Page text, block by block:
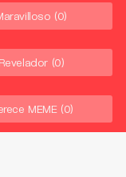
(0)
Revelador (0)
MEME (0)